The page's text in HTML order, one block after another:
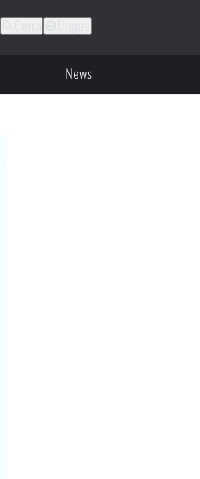
News